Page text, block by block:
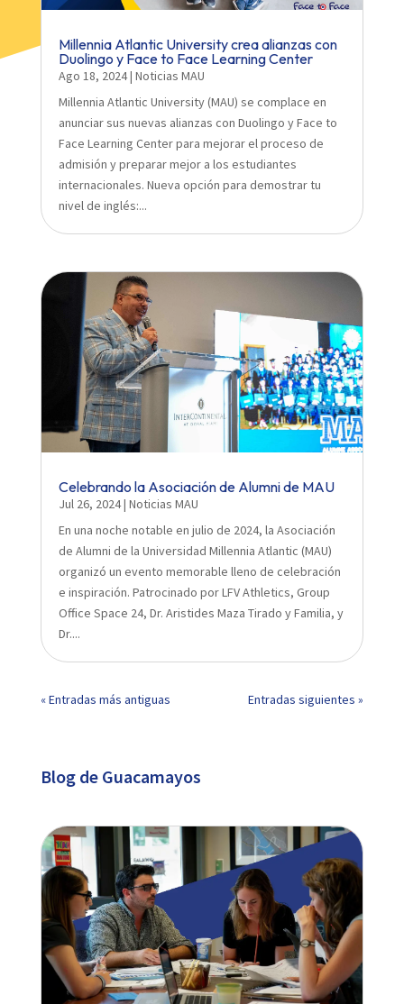
Millennia Atlantic University crea alianzas con
Duolingo y Face to Face Learning Center
Ago 18, 2024| Noticias MAU
Millennia Atlantic University (MAU) se complace en
anunciar sus nuevas alianzas con Duolingo y Face to
Face Learning Center para mejorar el proceso de
admisión y preparar mejor a los estudiantes
internacionales. Nueva opción para demostrar tu
nivel de inglés:...
Celebrando la Asociación de Alumni de MAU
Jul 26, 2024| Noticias MAU
En una noche notable en julio de 2024, la Asociación
de Alumni de la Universidad Millennia Atlantic (MAU)
organizó un evento memorable lleno de celebración
e inspiración. Patrocinado por LFV Athletics, Group
Office Space 24, Dr. Aristides Maza Tirado y Familia, y
Dr....
« Entradas más antiguas Entradas siguientes »
Blog de Guacamayos